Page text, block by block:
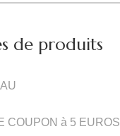
de produits
COUPON à 5 EUROS